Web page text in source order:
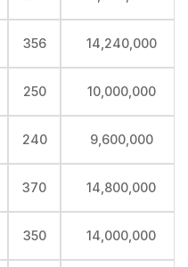
356 14,240,000
250 10,000,000
240 9,600,000
370 14,800,000
350 14,000,000